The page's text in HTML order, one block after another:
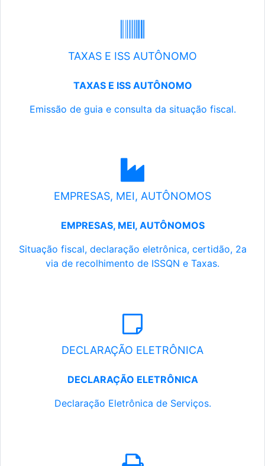
TAXAS E ISS AUTÔNOMO
TAXAS E ISS AUTÔNOMO
Emissão de guia e consulta da situação fiscal.
EMPRESAS, MEI, AUTÔNOMOS
EMPRESAS, MEI, AUTÔNOMOS
Situação fiscal, declaração eletrônica, certidão, 2a
via de recolhimento de ISSQN e Taxas.
DECLARAÇÃO ELETRÔNICA
DECLARAÇÃO ELETRÔNICA
Declaração Eletrônica de Serviços.